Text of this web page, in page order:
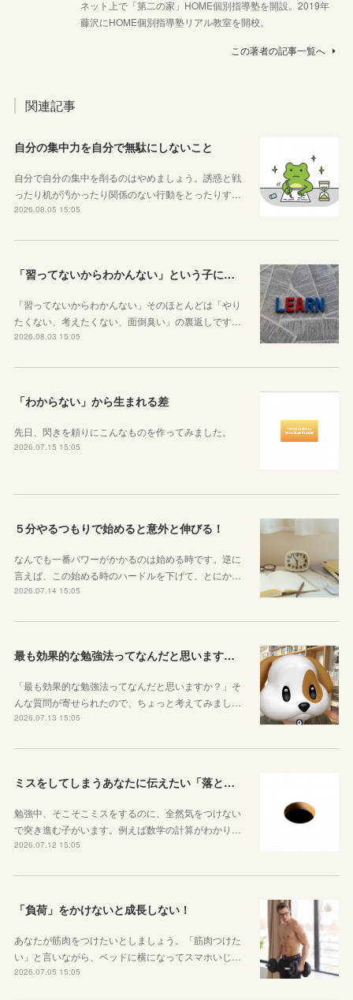
ネット上で「第二の家」HOME個別指導塾を開設。2019年
藤沢にHOME個別指導塾リアル教室を開校。
この著者の記事一覧へ
関連記事
自分の集中力を自分で無駄にしないこと
自分で自分の集中を削るのはやめましょう。誘惑と戦
ったり机が汚かったり関係のない行動をとったりす…
2026.08.05 15:05
「習ってないからわかんない」という子に伝えたい、勉強しようと思ったらその方法はいくらでもあるということ
「習ってないからわかんない」そのほとんどは「やり
たくない、考えたくない、面倒臭い」の裏返しです…
2026.08.03 15:05
「わからない」から生まれる差
先日、閃きを頼りにこんなものを作ってみました。
2026.07.15 15:05
５分やるつもりで始めると意外と伸びる！
なんでも一番パワーがかかるのは始める時です。逆に
言えば、この始める時のハードルを下げて、とにか…
2026.07.14 15:05
最も効果的な勉強法ってなんだと思いますか？
「最も効果的な勉強法ってなんだと思いますか？」そ
んな質問が寄せられたので、ちょっと考えてみまし…
2026.07.13 15:05
ミスをしてしまうあなたに伝えたい「落とし穴がある道は早歩きしない」ということ
勉強中、そこそこミスをするのに、全然気をつけない
で突き進む子がいます。例えば数学の計算がわかり…
2026.07.12 15:05
「負荷」をかけないと成長しない！
あなたが筋肉をつけたいとしましょう。「筋肉つけた
い」と言いながら、ベッドに横になってスマホいじ…
2026.07.05 15:05